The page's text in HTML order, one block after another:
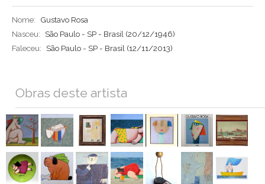
Nome:
Gustavo Rosa
Nasceu:
São Paulo - SP - Brasil (20/12/1946)
Faleceu:
São Paulo - SP - Brasil (12/11/2013)
Obras deste artista